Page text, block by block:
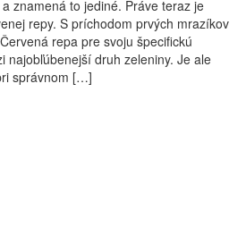
znamená to jediné. Práve teraz je
repy. S príchodom prvých mrazíkov
repa pre svoju špecifickú
najobľúbenejší druh zeleniny. Je ale
správnom […]